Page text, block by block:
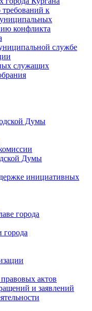
к
конфликта
службе
служащих
Думы
Думы
инициативных
города
города
актов
и заявлений